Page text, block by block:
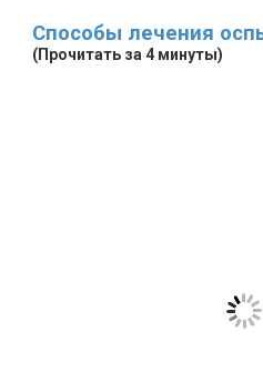
Способы лечения
(Прочитать за 4 минуты)